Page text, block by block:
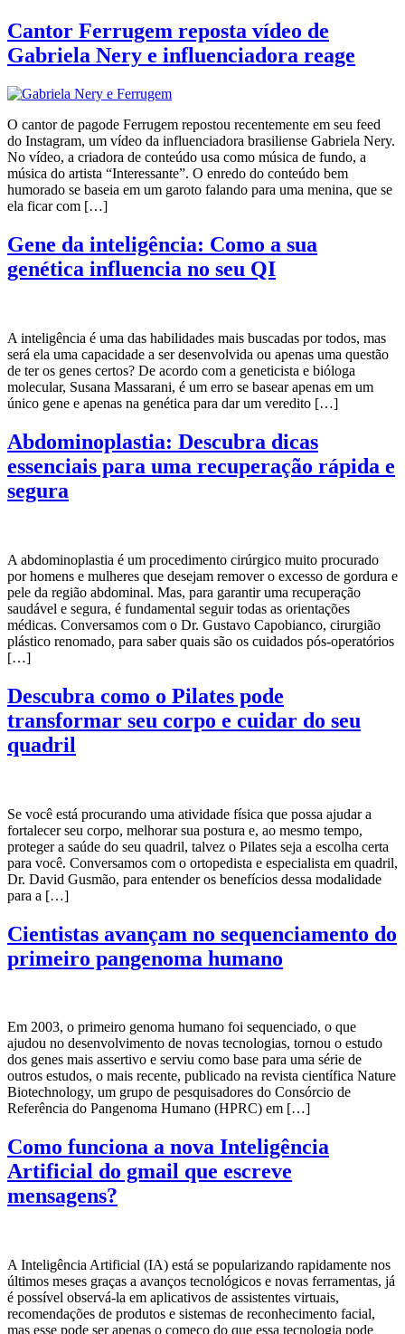
Cantor Ferrugem reposta vídeo de
Gabriela Nery e influenciadora reage
O cantor de pagode Ferrugem repostou recentemente em seu feed
do Instagram, um vídeo da influenciadora brasiliense Gabriela Nery.
No vídeo, a criadora de conteúdo usa como música de fundo, a
música do artista “Interessante”. O enredo do conteúdo bem
humorado se baseia em um garoto falando para uma menina, que se
ela ficar com […]
Gene da inteligência: Como a sua
genética influencia no seu QI
A inteligência é uma das habilidades mais buscadas por todos, mas
será ela uma capacidade a ser desenvolvida ou apenas uma questão
de ter os genes certos? De acordo com a geneticista e bióloga
molecular, Susana Massarani, é um erro se basear apenas em um
único gene e apenas na genética para dar um veredito […]
Abdominoplastia: Descubra dicas
essenciais para uma recuperação rápida e
segura
A abdominoplastia é um procedimento cirúrgico muito procurado
por homens e mulheres que desejam remover o excesso de gordura e
pele da região abdominal. Mas, para garantir uma recuperação
saudável e segura, é fundamental seguir todas as orientações
médicas. Conversamos com o Dr. Gustavo Capobianco, cirurgião
plástico renomado, para saber quais são os cuidados pós-operatórios
[…]
Descubra como o Pilates pode
transformar seu corpo e cuidar do seu
quadril
Se você está procurando uma atividade física que possa ajudar a
fortalecer seu corpo, melhorar sua postura e, ao mesmo tempo,
proteger a saúde do seu quadril, talvez o Pilates seja a escolha certa
para você. Conversamos com o ortopedista e especialista em quadril,
Dr. David Gusmão, para entender os benefícios dessa modalidade
para a […]
Cientistas avançam no sequenciamento do
primeiro pangenoma humano
Em 2003, o primeiro genoma humano foi sequenciado, o que
ajudou no desenvolvimento de novas tecnologias, tornou o estudo
dos genes mais assertivo e serviu como base para uma série de
outros estudos, o mais recente, publicado na revista científica Nature
Biotechnology, um grupo de pesquisadores do Consórcio de
Referência do Pangenoma Humano (HPRC) em […]
Como funciona a nova Inteligência
Artificial do gmail que escreve
mensagens?
A Inteligência Artificial (IA) está se popularizando rapidamente nos
últimos meses graças a avanços tecnológicos e novas ferramentas, já
é possível observá-la em aplicativos de assistentes virtuais,
recomendações de produtos e sistemas de reconhecimento facial,
mas esse pode ser apenas o começo do que essa tecnologia pode